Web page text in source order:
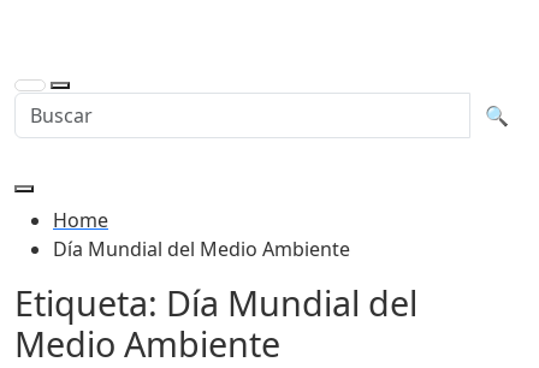
Buscar en la web 🔍
Home
Día Mundial del Medio Ambiente
Etiqueta: Día Mundial del
Medio Ambiente